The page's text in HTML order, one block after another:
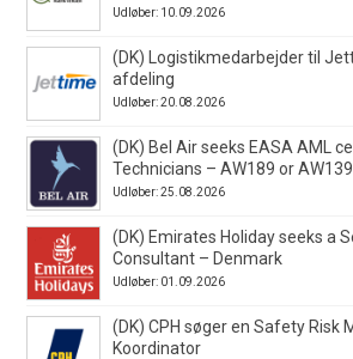
Udløber: 10.09.2026
(DK) Logistikmedarbejder til
afdeling
Udløber: 20.08.2026
(DK) Bel Air seeks EASA AML
Technicians – AW189 or
Udløber: 25.08.2026
(DK) Emirates Holiday seeks a
Consultant – Denmark
Udløber: 01.09.2026
(DK) CPH søger en Safety Risk
Koordinator